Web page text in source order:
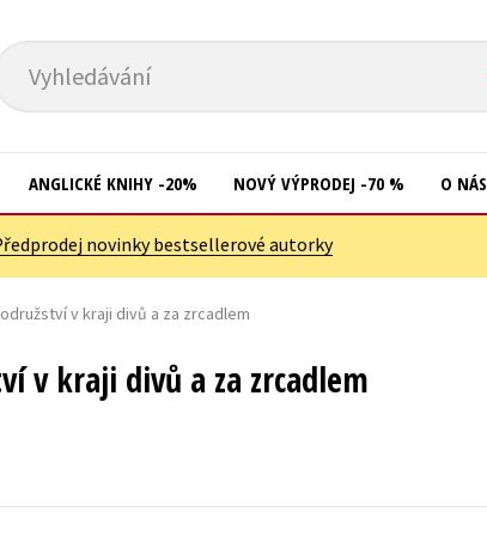
Vyhledávání
Kuchařky
New Adult
Ostatní
Učebnice
ANGLICKÉ KNIHY -20% NOVÝ VÝPRODEJ -70 % O NÁS
novinky bestsellerové autorky
v kraji divů a za zrcadlem
v kraji divů a za zrcadlem